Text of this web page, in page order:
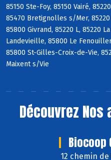
85150 Ste-Foy, 85150 Vairé,
85470 Bretignolles s/Mer, 85220
85800 Givrand, 85220 L, 85220
Landevieille, 85800 Le
85800 St-Gilles-Croix-de-Vie,
Maixent s/Vie
Découvrez Nos
Biocoop
12 chemin